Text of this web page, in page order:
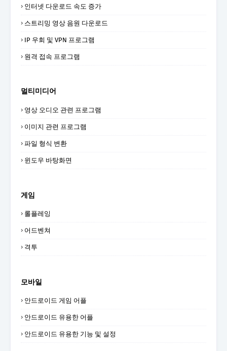
인터넷 다운로드 속도 증가
스트리밍 영상 음원 다운로드
IP 우회 및 VPN 프로그램
원격 접속 프로그램
멀티미디어
영상 오디오 관련 프로그램
이미지 관련 프로그램
파일 형식 변환
윈도우 바탕화면
게임
롤플레잉
어드벤쳐
격투
모바일
안드로이드 게임 어플
안드로이드 유용한 어플
안드로이드 유용한 기능 및 설정